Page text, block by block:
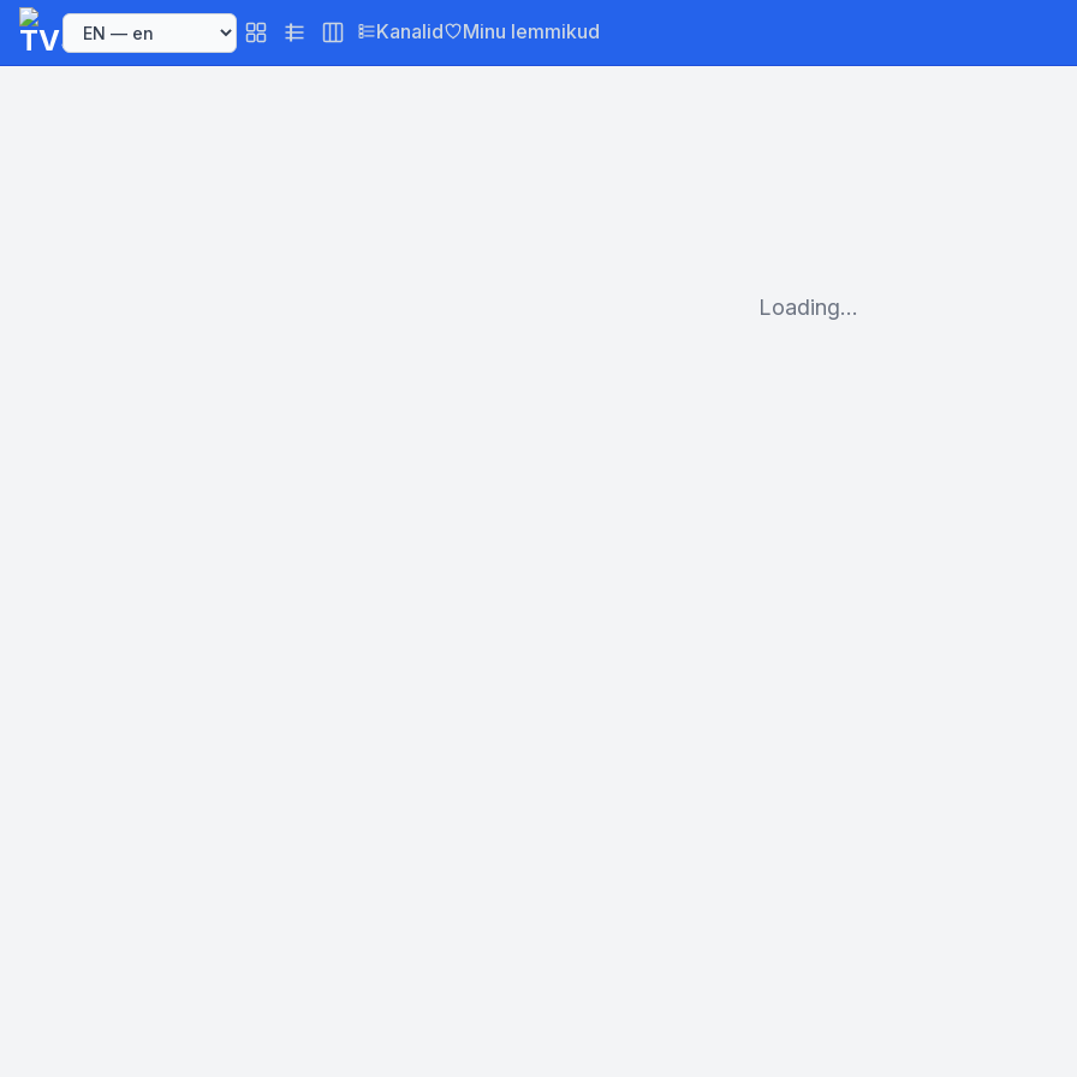
Kanalid Minu lemmikud
Loading...